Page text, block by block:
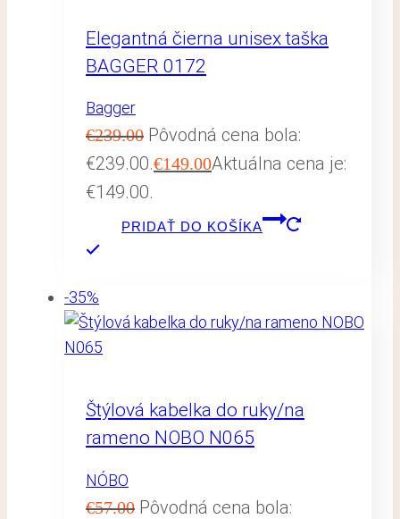
Elegantná čierna unisex taška
BAGGER 0172
Bagger
€239.00 Pôvodná cena bola:
€239.00.€149.00Aktuálna cena je:
€149.00.
PRIDAŤ DO KOŠÍKA
-35%
Štýlová kabelka do ruky/na
rameno NOBO N065
NÓBO
€57.00 Pôvodná cena bola: